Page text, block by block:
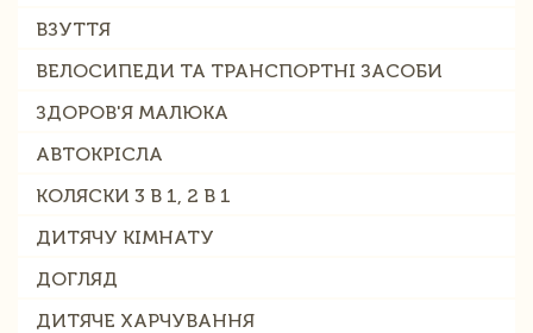
ВЗУТТЯ
ВЕЛОСИПЕДИ ТА ТРАНСПОРТНІ ЗАСОБИ
ЗДОРОВ'Я МАЛЮКА
АВТОКРІСЛА
КОЛЯСКИ 3 В 1, 2 В 1
ДИТЯЧУ КІМНАТУ
ДОГЛЯД
ДИТЯЧЕ ХАРЧУВАННЯ